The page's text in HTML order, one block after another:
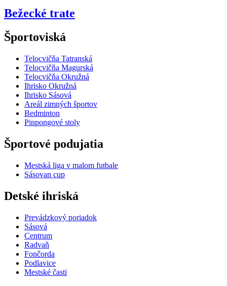
Bežecké trate
Športoviská
Telocvičňa Tatranská
Telocvičňa Magurská
Telocvičňa Okružná
Ihrisko Okružná
Ihrisko Sásová
Areál zimných športov
Bedminton
Pinpongové stoly
Športové podujatia
Mestská liga v malom futbale
Sásovan cup
Detské ihriská
Prevádzkový poriadok
Sásová
Centrum
Radvaň
Fončorda
Podlavice
Mestské časti